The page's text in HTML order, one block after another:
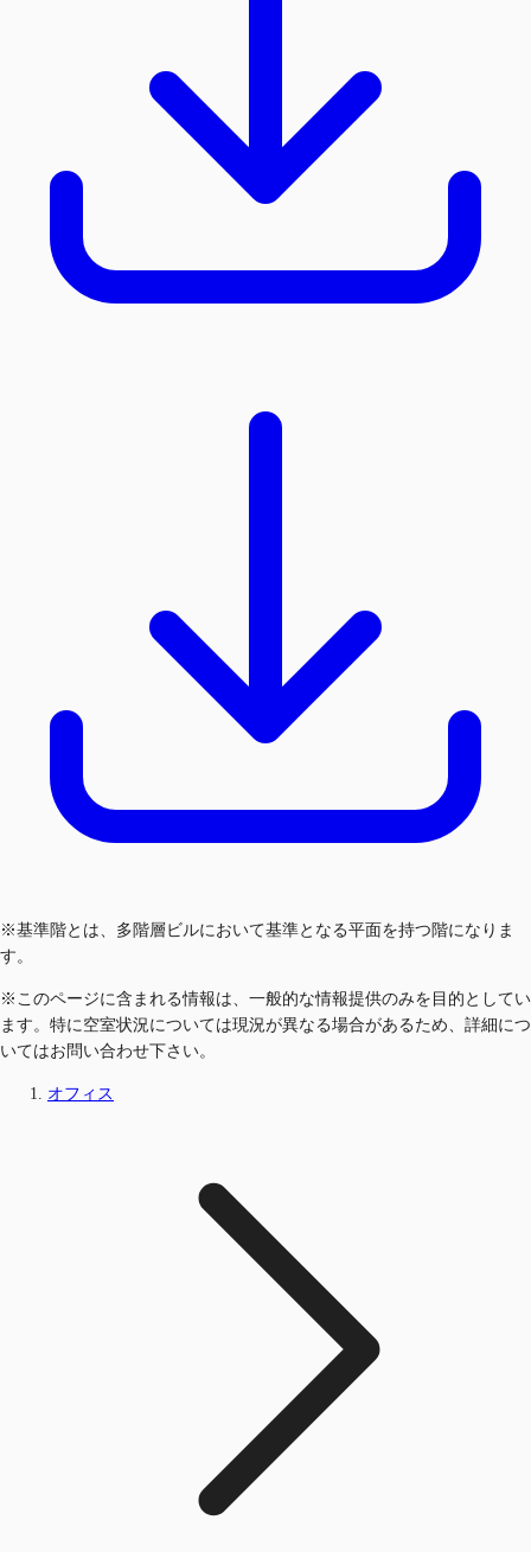
※基準階とは、多階層ビルにおいて基準となる平面を持つ階になりま
す。
※このページに含まれる情報は、一般的な情報提供のみを目的としてい
ます。特に空室状況については現況が異なる場合があるため、詳細につ
いてはお問い合わせ下さい。
オフィス